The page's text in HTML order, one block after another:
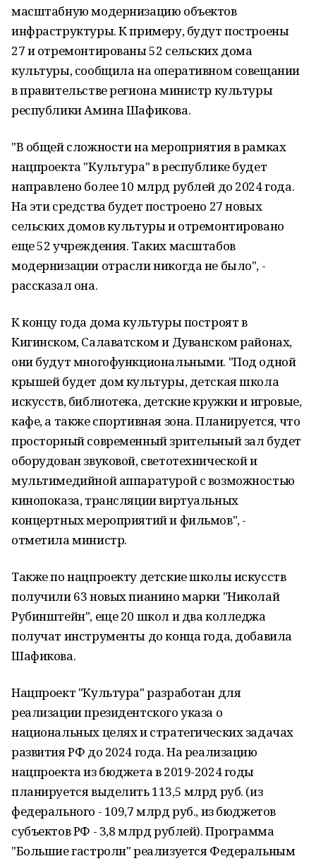
масштабную модернизацию объектов
инфраструктуры. К примеру, будут построены
27 и отремонтированы 52 сельских дома
культуры, сообщила на оперативном совещании
в правительстве региона министр культуры
республики Амина Шафикова.
"В общей сложности на мероприятия в рамках
нацпроекта "Культура" в республике будет
направлено более 10 млрд рублей до 2024 года.
На эти средства будет построено 27 новых
сельских домов культуры и отремонтировано
еще 52 учреждения. Таких масштабов
модернизации отрасли никогда не было", -
рассказал она.
К концу года дома культуры построят в
Кигинском, Салаватском и Дуванском районах,
они будут многофункциональными. "Под одной
крышей будет дом культуры, детская школа
искусств, библиотека, детские кружки и игровые,
кафе, а также спортивная зона. Планируется, что
просторный современный зрительный зал будет
оборудован звуковой, светотехнической и
мультимедийной аппаратурой с возможностью
кинопоказа, трансляции виртуальных
концертных мероприятий и фильмов", -
отметила министр.
Также по нацпроекту детские школы искусств
получили 63 новых пианино марки "Николай
Рубинштейн", еще 20 школ и два колледжа
получат инструменты до конца года, добавила
Шафикова.
Нацпроект "Культура" разработан для
реализации президентского указа о
национальных целях и стратегических задачах
развития РФ до 2024 года. На реализацию
нацпроекта из бюджета в 2019-2024 годы
планируется выделить 113,5 млрд руб. (из
федерального - 109,7 млрд руб., из бюджетов
субъектов РФ - 3,8 млрд рублей). Программа
"Большие гастроли" реализуется Федеральным